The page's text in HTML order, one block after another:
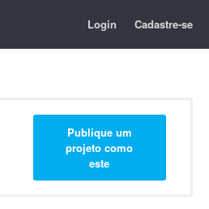
Login Cadastre-se
Publique um
projeto como
este